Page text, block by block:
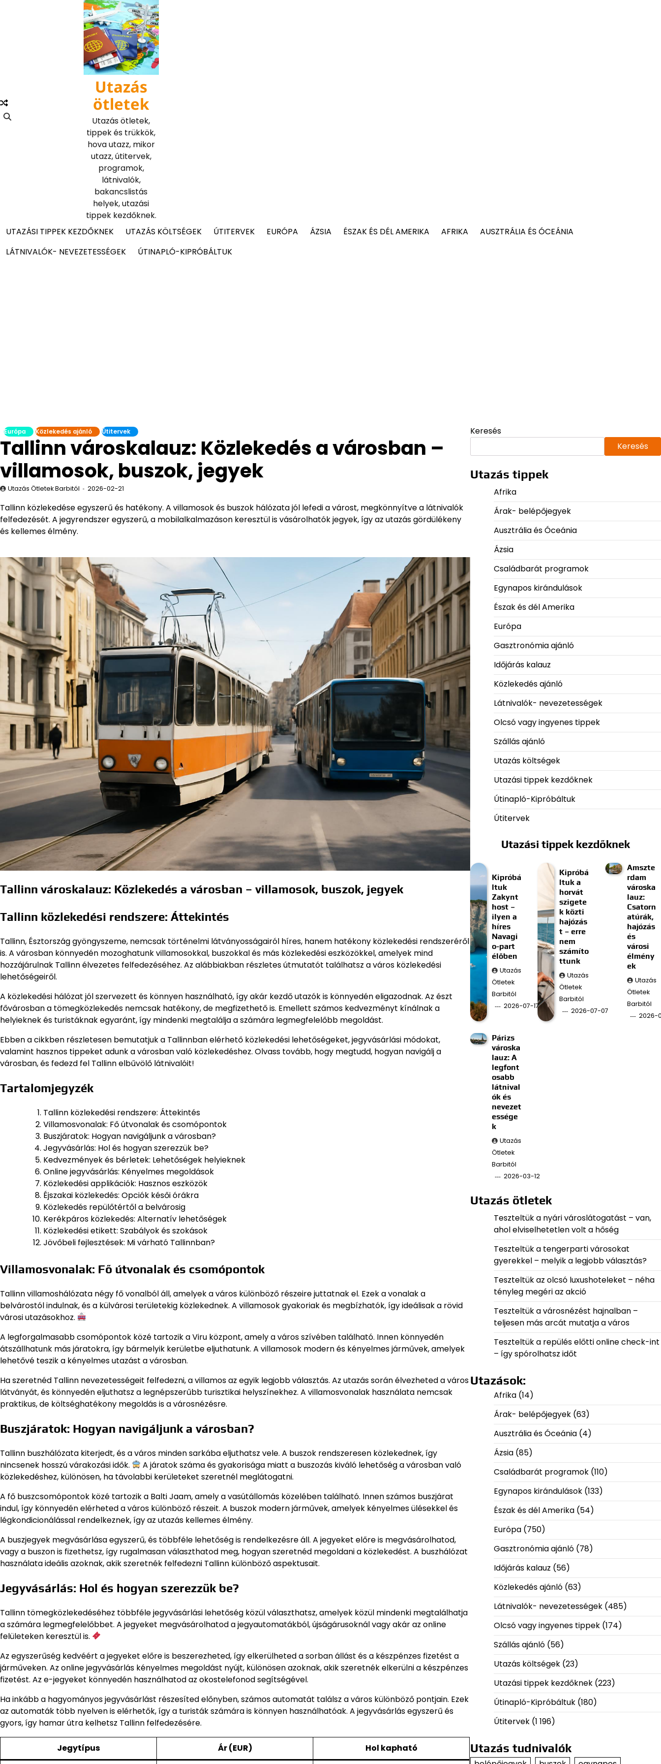
Utazás
ötletek
Utazás ötletek,
tippek és trükkök,
hova utazz, mikor
utazz, útitervek,
programok,
látnivalók,
bakancslistás
helyek, utazási
tippek kezdőknek.
UTAZÁSI TIPPEK KEZDŐKNEK
UTAZÁS KÖLTSÉGEK ÚTITERVEK EURÓPA ÁZSIA ÉSZAK ÉS DÉL AMERIKA AFRIKA
AUSZTRÁLIA ÉS ÓCEÁNIA
LÁTNIVALÓK- NEVEZETESSÉGEK
ÚTINAPLÓ-KIPRÓBÁLTUK
Európa Közlekedés ajánló Útitervek
Tallinn városkalauz: Közlekedés a városban –
villamosok, buszok, jegyek
Utazás Ötletek Barbitól 2026-02-21
Tallinn közlekedése egyszerű és hatékony. A villamosok és buszok hálózata jól lefedi a várost, megkönnyítve a látnivalók
felfedezését. A jegyrendszer egyszerű, a mobilalkalmazáson keresztül is vásárolhatók jegyek, így az utazás gördülékeny
és kellemes élmény.
Tallinn városkalauz: Közlekedés a városban – villamosok, buszok, jegyek
Tallinn közlekedési rendszere: Áttekintés
Tallinn, Észtország gyöngyszeme, nemcsak történelmi látványosságairól híres, hanem hatékony közlekedési rendszeréről
is. A városban könnyedén mozoghatunk villamosokkal, buszokkal és más közlekedési eszközökkel, amelyek mind
hozzájárulnak Tallinn élvezetes felfedezéséhez. Az alábbiakban részletes útmutatót találhatsz a város közlekedési
lehetőségeiről.
A közlekedési hálózat jól szervezett és könnyen használható, így akár kezdő utazók is könnyedén eligazodnak. Az észt
fővárosban a tömegközlekedés nemcsak hatékony, de megfizethető is. Emellett számos kedvezményt kínálnak a
helyieknek és turistáknak egyaránt, így mindenki megtalálja a számára legmegfelelőbb megoldást.
Ebben a cikkben részletesen bemutatjuk a Tallinnban elérhető közlekedési lehetőségeket, jegyvásárlási módokat,
valamint hasznos tippeket adunk a városban való közlekedéshez. Olvass tovább, hogy megtudd, hogyan navigálj a
városban, és fedezd fel Tallinn elbűvölő látnivalóit!
Tartalomjegyzék
Tallinn közlekedési rendszere: Áttekintés
Villamosvonalak: Fő útvonalak és csomópontok
Buszjáratok: Hogyan navigáljunk a városban?
Jegyvásárlás: Hol és hogyan szerezzük be?
Kedvezmények és bérletek: Lehetőségek helyieknek
Online jegyvásárlás: Kényelmes megoldások
Közlekedési applikációk: Hasznos eszközök
Éjszakai közlekedés: Opciók késői órákra
Közlekedés repülőtértől a belvárosig
Kerékpáros közlekedés: Alternatív lehetőségek
Közlekedési etikett: Szabályok és szokások
Jövőbeli fejlesztések: Mi várható Tallinnban?
Villamosvonalak: Fő útvonalak és csomópontok
Tallinn villamoshálózata négy fő vonalból áll, amelyek a város különböző részeire juttatnak el. Ezek a vonalak a
belvárostól indulnak, és a külvárosi területekig közlekednek. A villamosok gyakoriak és megbízhatók, így ideálisak a rövid
városi utazásokhoz.
A legforgalmasabb csomópontok közé tartozik a Viru központ, amely a város szívében található. Innen könnyedén
átszállhatunk más járatokra, így bármelyik kerületbe eljuthatunk. A villamosok modern és kényelmes járművek, amelyek
lehetővé teszik a kényelmes utazást a városban.
Ha szeretnéd Tallinn nevezetességeit felfedezni, a villamos az egyik legjobb választás. Az utazás során élvezheted a város
látványát, és könnyedén eljuthatsz a legnépszerűbb turisztikai helyszínekhez. A villamosvonalak használata nemcsak
praktikus, de költséghatékony megoldás is a városnézésre.
Buszjáratok: Hogyan navigáljunk a városban?
Tallinn buszhálózata kiterjedt, és a város minden sarkába eljuthatsz vele. A buszok rendszeresen közlekednek, így
nincsenek hosszú várakozási idők.
A járatok száma és gyakorisága miatt a buszozás kiváló lehetőség a városban való
közlekedéshez, különösen, ha távolabbi kerületeket szeretnél meglátogatni.
A fő buszcsomópontok közé tartozik a Balti Jaam, amely a vasútállomás közelében található. Innen számos buszjárat
indul, így könnyedén elérheted a város különböző részeit. A buszok modern járművek, amelyek kényelmes ülésekkel és
légkondicionálással rendelkeznek, így az utazás kellemes élmény.
A buszjegyek megvásárlása egyszerű, és többféle lehetőség is rendelkezésre áll. A jegyeket előre is megvásárolhatod,
vagy a buszon is fizethetsz, így rugalmasan választhatod meg, hogyan szeretnéd megoldani a közlekedést. A buszhálózat
használata ideális azoknak, akik szeretnék felfedezni Tallinn különböző aspektusait.
Jegyvásárlás: Hol és hogyan szerezzük be?
Tallinn tömegközlekedéséhez többféle jegyvásárlási lehetőség közül választhatsz, amelyek közül mindenki megtalálhatja
a számára legmegfelelőbbet. A jegyeket megvásárolhatod a jegyautomatákból, újságárusoknál vagy akár az online
felületeken keresztül is.
Az egyszerűség kedvéért a jegyeket előre is beszerezheted, így elkerülheted a sorban állást és a készpénzes fizetést a
járműveken. Az online jegyvásárlás kényelmes megoldást nyújt, különösen azoknak, akik szeretnék elkerülni a készpénzes
fizetést. Az e-jegyeket könnyedén használhatod az okostelefonod segítségével.
Ha inkább a hagyományos jegyvásárlást részesíted előnyben, számos automatát találsz a város különböző pontjain. Ezek
az automaták több nyelven is elérhetők, így a turisták számára is könnyen használhatóak. A jegyvásárlás egyszerű és
gyors, így hamar útra kelhetsz Tallinn felfedezésére.
Jegytípus Ár (EUR) Hol kapható
Keresés
Keresés
Utazás tippek
Afrika
Árak- belépőjegyek
Ausztrália és Óceánia
Ázsia
Családbarát programok
Egynapos kirándulások
Észak és dél Amerika
Európa
Gasztronómia ajánló
Időjárás kalauz
Közlekedés ajánló
Látnivalók- nevezetességek
Olcsó vagy ingyenes tippek
Szállás ajánló
Utazás költségek
Utazási tippek kezdőknek
Útinapló-Kipróbáltuk
Útitervek
Utazási tippek kezdőknek
Kipróbá
ltuk
Zakynt
host –
ilyen a
híres
Navagi
o-part
élőben
Utazás
Ötletek
Barbitól
2026-07-17
Kipróbá
ltuk a
horvát
szigete
k közti
hajózás
t – erre
nem
számíto
ttunk
Utazás
Ötletek
Barbitól
2026-07-07
Amszte
rdam
városka
lauz:
Csatorn
atúrák,
hajózás
és
városi
élmény
ek
Utazás
Ötletek
Barbitól
2026-
Párizs
városka
lauz: A
legfont
osabb
látnival
ók és
nevezet
essége
k
Utazás
Ötletek
Barbitól
2026-03-12
Utazás ötletek
Teszteltük a nyári városlátogatást – van,
ahol elviselhetetlen volt a hőség
Teszteltük a tengerparti városokat
gyerekkel – melyik a legjobb választás?
Teszteltük az olcsó luxushoteleket – néha
tényleg megéri az akció
Teszteltük a városnézést hajnalban –
teljesen más arcát mutatja a város
Teszteltük a repülés előtti online check-int
– így spórolhatsz időt
Utazások:
Afrika(14)
Árak- belépőjegyek(63)
Ausztrália és Óceánia(4)
Ázsia(85)
Családbarát programok(110)
Egynapos kirándulások(133)
Észak és dél Amerika(54)
Európa(750)
Gasztronómia ajánló(78)
Időjárás kalauz (56)
Közlekedés ajánló(63)
Látnivalók- nevezetességek(485)
Olcsó vagy ingyenes tippek(174)
Szállás ajánló(56)
Utazás költségek(23)
Utazási tippek kezdőknek(223)
Útinapló-Kipróbáltuk(180)
Útitervek(1 196)
Utazás tudnivalók